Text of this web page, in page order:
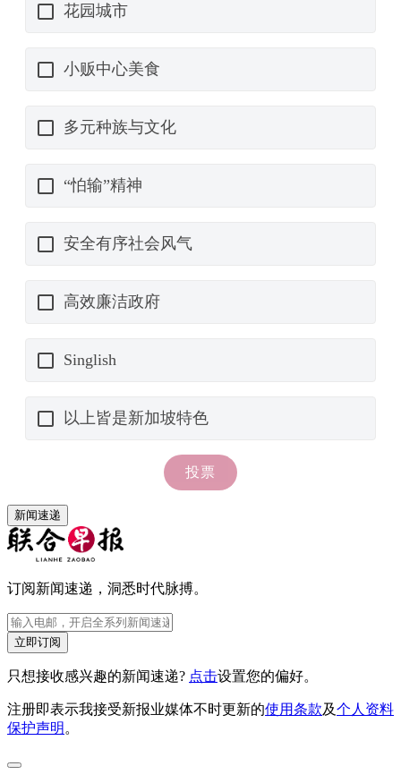
新闻速递
订阅新闻速递，洞悉时代脉搏。
立即订阅
只想接收感兴趣的新闻速递? 点击设置您的偏好。
注册即表示我接受新报业媒体不时更新的使用条款及个人资料
保护声明 。